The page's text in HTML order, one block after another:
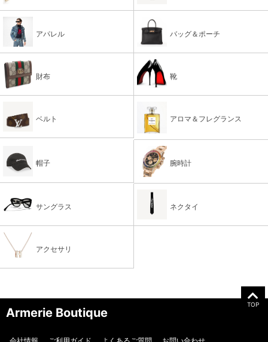
アパレル バッグ＆ポーチ
財布 靴
ベルト アロマ＆フレグランス
帽子 腕時計
サングラス ネクタイ
アクセサリ
TOP
Armerie Boutique